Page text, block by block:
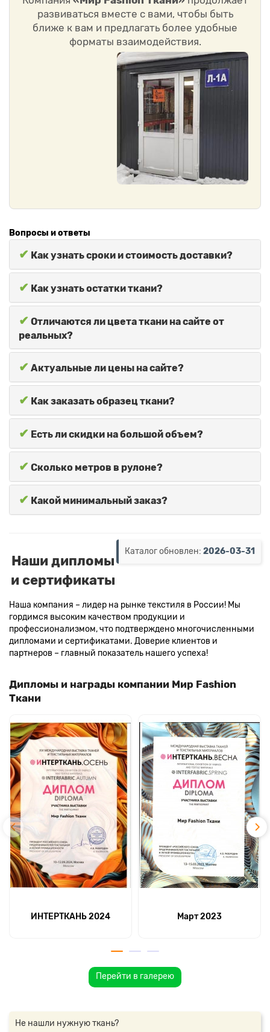
развиваться вместе с вами, чтобы быть
ближе к вам и предлагать более удобные
форматы взаимодействия.
Вопросы и ответы
✔ Как узнать сроки и стоимость доставки?
✔ Как узнать остатки ткани?
✔ Отличаются ли цвета ткани на сайте от
реальных?
✔ Актуальные ли цены на сайте?
✔ Как заказать образец ткани?
✔ Есть ли скидки на большой объем?
✔ Сколько метров в рулоне?
✔ Какой минимальный заказ?
Каталог обновлен: 2026-03-31
Наши дипломы
и сертификаты
Наша компания – лидер на рынке текстиля в России! Мы
гордимся высоким качеством продукции и
профессионализмом, что подтверждено многочисленными
дипломами и сертификатами. Доверие клиентов и
партнеров – главный показатель нашего успеха!
Дипломы и награды компании Мир Fashion
Ткани
ИНТЕРТКАНЬ 2024 Март 2023
Перейти в галерею
Не нашли нужную ткань?